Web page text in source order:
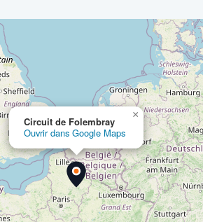
Circuit de Folembray
Ouvrir dans Google Maps
×